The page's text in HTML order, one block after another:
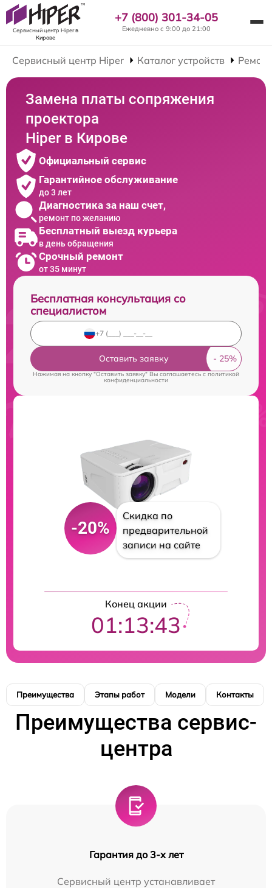
Сервисный центр Hiperв
Кирове
+7 (800) 301-34-05
Ежедневно с 9:00 до 21:00
Сервисный центр Hiper Каталог устройств
Замена платы сопряжения
проектора
Hiper в Кирове
Официальный сервис
Гарантийное обслуживание
до 3 лет
Диагностика за наш счет,
ремонт по желанию
Бесплатный выезд курьера
в день обращения
Срочный ремонт
от 35 минут
Бесплатная консультация со
специалистом
Оставить заявку
Нажимая на кнопку "Оставить заявку" Вы соглашаетесь cполитикой
конфиденциальности
-20%
Скидка по
предварительной
записи на сайте
Конец акции
01:13:43
Преимущества Этапы работ Модели Контакты
Преимущества сервис-
центра
Гарантия до 3-х лет
Сервисный центр устанавливает